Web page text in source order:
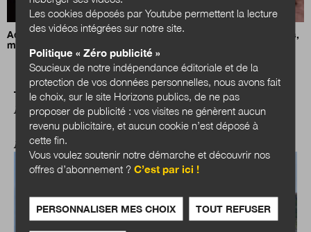
Adaptation au changement climatique : des maires combatifs,
mais désemparés
A LIRE AUSSI
ACTUALITÉS
Les cookies déposés par Youtube permettent la lecture
des vidéos intégrées sur notre site.
Politique « Zéro publicité »
Soucieux de notre indépendance éditoriale et de la
protection de vos données personnelles, nous avons fait
le choix, sur le site Horizons publics, de ne pas
proposer de publicité : vos visites ne génèrent aucun
revenu publicitaire, et aucun cookie n’est déposé à
cette fin.
Vous voulez soutenir notre démarche et découvrir nos
offres d’abonnement ?C’est par ici !
PERSONNALISER MES CHOIX TOUT REFUSER